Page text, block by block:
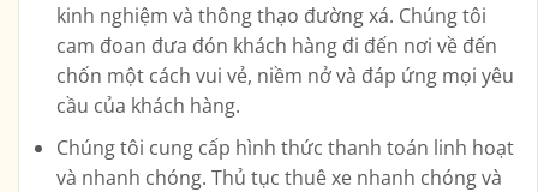
kinh nghiệm và thông thạo đường xá. Chúng tôi
cam đoan đưa đón khách hàng đi đến nơi về đến
chốn một cách vui vẻ, niềm nở và đáp ứng mọi yêu
cầu của khách hàng.
Chúng tôi cung cấp hình thức thanh toán linh hoạt
và nhanh chóng. Thủ tục thuê xe nhanh chóng và